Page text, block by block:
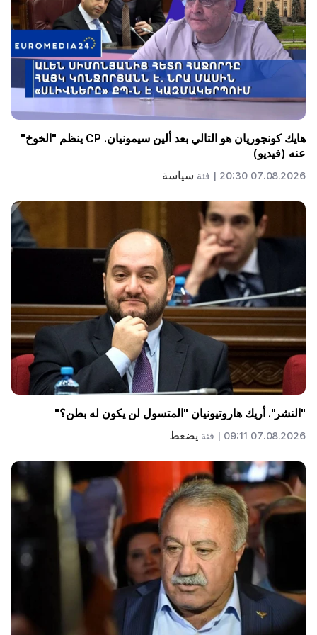
هايك كونجوريان هو التالي بعد ألين سيمونيان. CP ينظم "الخوخ"
عنه (فيديو)
07.08.2026 20:30 | فئة سياسة
"النشر". أريك هاروتيونيان "المتسول لن يكون له بطن؟"
07.08.2026 09:11 | فئة يضعط